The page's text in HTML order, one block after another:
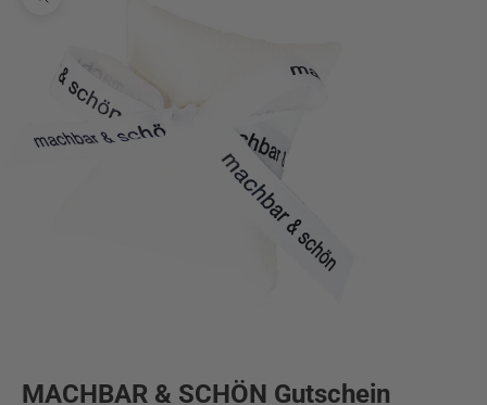
Bild vergrößern
MACHBAR & SCHÖN Gutschein